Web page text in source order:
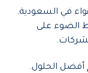
في السعودية.
الضوء على
أفضل الحلول.